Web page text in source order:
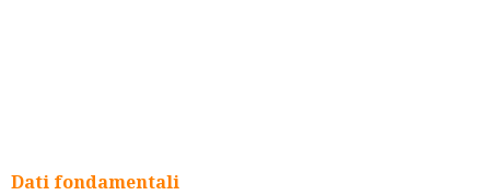
Dati fondamentali